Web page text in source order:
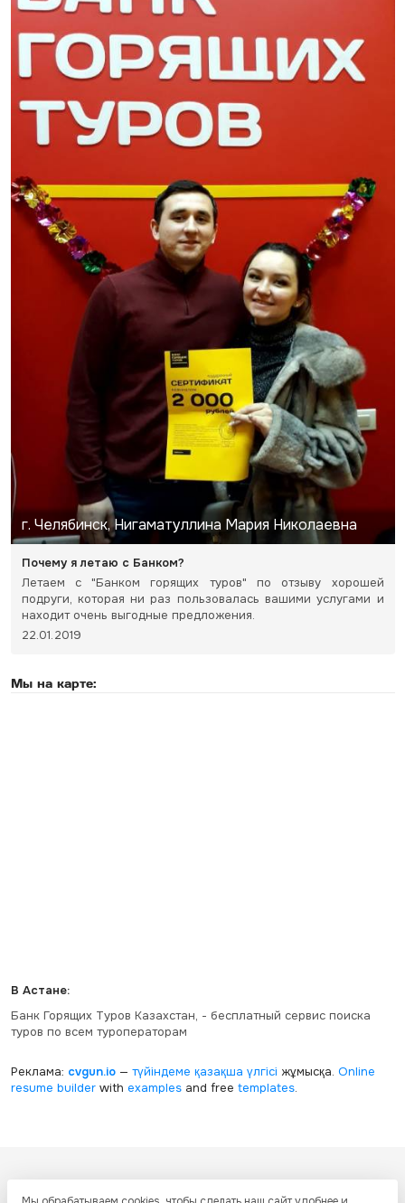
г. Челябинск, Нигаматуллина Мария Николаевна
Почему я летаю с Банком?
Летаем с "Банком горящих туров" по отзыву хорошей
подруги, которая ни раз пользовалась вашими услугами и
находит очень выгодные предложения.
22.01.2019
Мы на карте:
В Астане:
Банк Горящих Туров Казахстан, - бесплатный сервис поиска
туров по всем туроператорам
Реклама: cvgun.io— түйіндеме қазақша үлгісі жұмысқа. Online
resume builderwith examplesand free templates.